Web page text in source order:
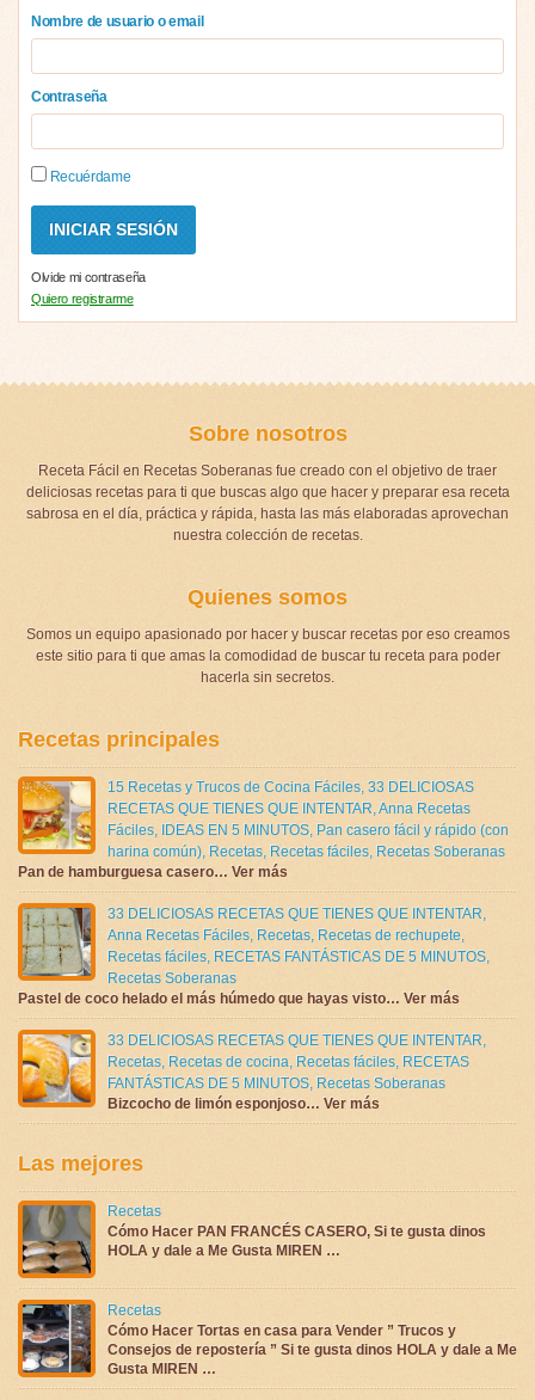
Nombre de usuario o email
Contraseña
Recuérdame
Olvide mi contraseña
Quiero registrarme
Sobre nosotros
Receta Fácil en Recetas Soberanas fue creado con el objetivo de traer
deliciosas recetas para ti que buscas algo que hacer y preparar esa receta
sabrosa en el día, práctica y rápida, hasta las más elaboradas aprovechan
nuestra colección de recetas.
Quienes somos
Somos un equipo apasionado por hacer y buscar recetas por eso creamos
este sitio para ti que amas la comodidad de buscar tu receta para poder
hacerla sin secretos.
Recetas principales
15 Recetas y Trucos de Cocina Fáciles, 33 DELICIOSAS
RECETAS QUE TIENES QUE INTENTAR,Anna Recetas
Fáciles, IDEAS EN 5 MINUTOS, Pan casero fácil y rápido (con
harina común), Recetas, Recetas fáciles, Recetas Soberanas
Pan de hamburguesa casero… Ver más
33 DELICIOSAS RECETAS QUE TIENES QUE INTENTAR,
Anna Recetas Fáciles, Recetas, Recetas de rechupete,
Recetas fáciles, RECETAS FANTÁSTICAS DE 5 MINUTOS,
Recetas Soberanas
Pastel de coco helado el más húmedo que hayas visto… Ver más
33 DELICIOSAS RECETAS QUE TIENES QUE INTENTAR,
Recetas, Recetas de cocina, Recetas fáciles, RECETAS
FANTÁSTICAS DE 5 MINUTOS, Recetas Soberanas
Bizcocho de limón esponjoso… Ver más
Las mejores
Recetas
Cómo Hacer PAN FRANCÉS CASERO, Si te gusta dinos
HOLA y dale a Me Gusta MIREN …
Recetas
Cómo Hacer Tortas en casa para Vender ” Trucos y
Consejos de repostería ” Si te gusta dinos HOLA y dale a Me
Gusta MIREN …